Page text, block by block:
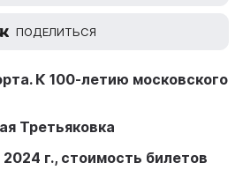
ПОДЕЛИТЬСЯ
К 100-летию московского
Третьяковка
г., стоимость билетов